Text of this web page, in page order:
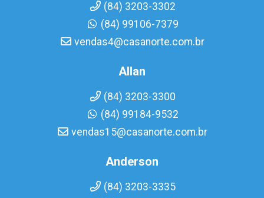
(84) 3203-3302
(84) 99106-7379
vendas4@casanorte.com.br
Allan
(84) 3203-3300
(84) 99184-9532
vendas15@casanorte.com.br
Anderson
(84) 3203-3335